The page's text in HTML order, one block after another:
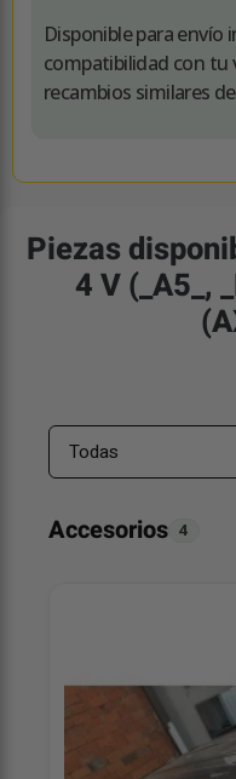
Disponible para envío
compatibilidad con tu
recambios similares
Piezas
4 V (_A5_,
Accesorios 4